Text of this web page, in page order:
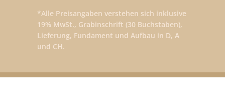
*Alle Preisangaben verstehen sich inklusive
19% MwSt., Grabinschrift (30 Buchstaben),
Lieferung, Fundament und Aufbau in D, A
und CH.